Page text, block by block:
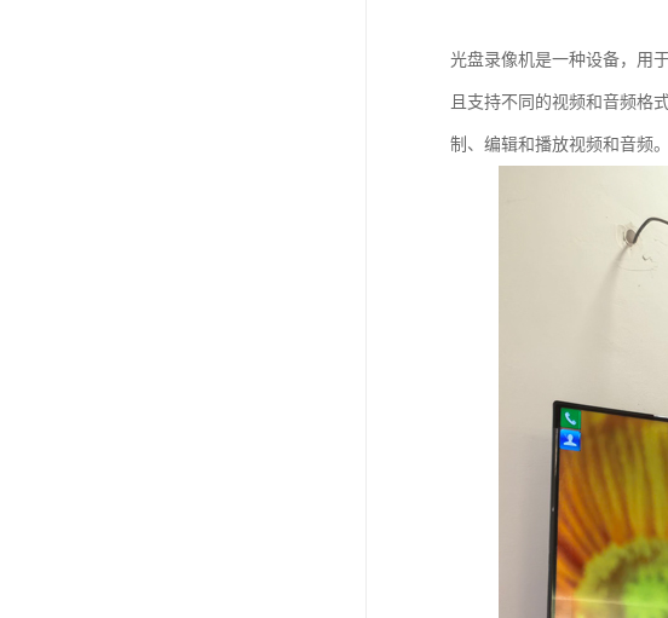
光盘录像机是一种设备，用
且支持不同的视频和音频格
制、编辑和播放视频和音频。